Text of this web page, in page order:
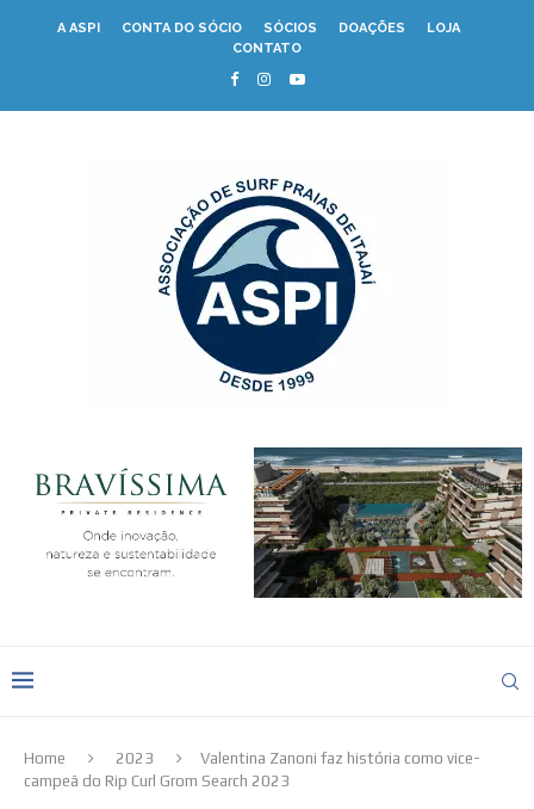
A ASPI CONTA DO SÓCIO SÓCIOS DOAÇÕES
LOJA
CONTATO
Home 2023
Valentina Zanoni faz história como vice-
campeã do Rip Curl Grom Search 2023